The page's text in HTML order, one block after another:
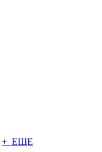
+ ЕЩЕ